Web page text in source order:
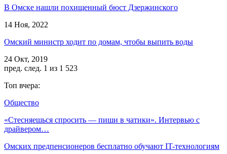
В Омске нашли похищенный бюст Дзержинского
14 Ноя, 2022
Омский министр ходит по домам, чтобы выпить воды
24 Окт, 2019
пред. след. 1 из 1 523
Топ вчера:
Общество
«Стесняешься спросить — пиши в чатики». Интервью с
драйвером…
Омских предпенсионеров бесплатно обучают IT-технологиям